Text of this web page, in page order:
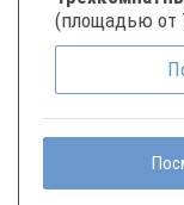
(площадью от